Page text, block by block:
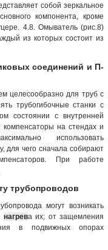
собой зеркальное
компонента, кроме
4.8. Омыватель (рис.8)
из которых состоит из
соединений и П-
целесообразно для труб с
трубогибочные станки с
с внутренней
на стендах и
использовать
для чего сначала собирают
При работе
трубопроводов
могут возникать
нагрева их; от защемления
в подвижных опорах